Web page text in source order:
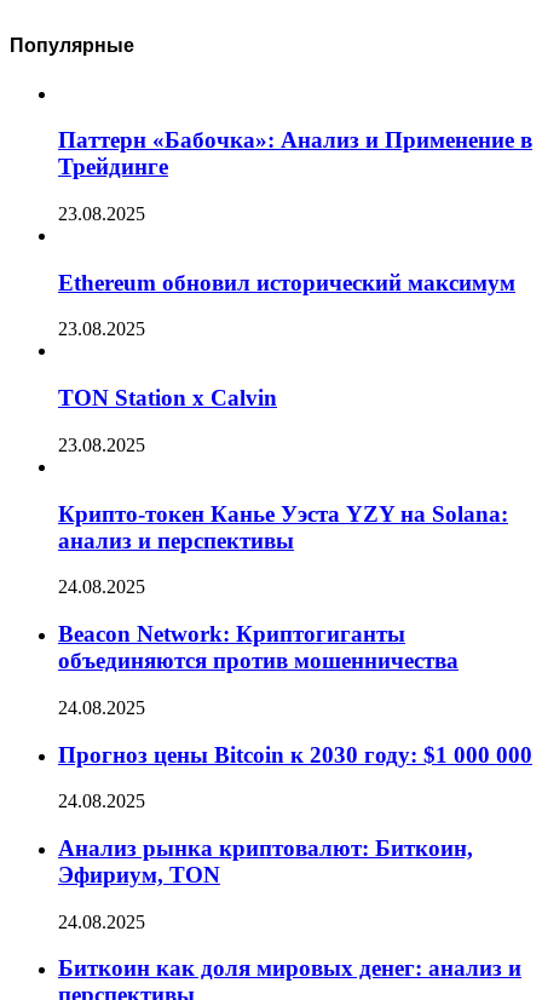
Популярные
Паттерн «Бабочка»: Анализ и Применение в
Трейдинге
23.08.2025
Ethereum обновил исторический максимум
23.08.2025
TON Station x Calvin
23.08.2025
Крипто-токен Канье Уэста YZY на Solana:
анализ и перспективы
24.08.2025
Beacon Network: Криптогиганты
объединяются против мошенничества
24.08.2025
Прогноз цены Bitcoin к 2030 году: $1 000 000
24.08.2025
Анализ рынка криптовалют: Биткоин,
Эфириум, TON
24.08.2025
Биткоин как доля мировых денег: анализ и